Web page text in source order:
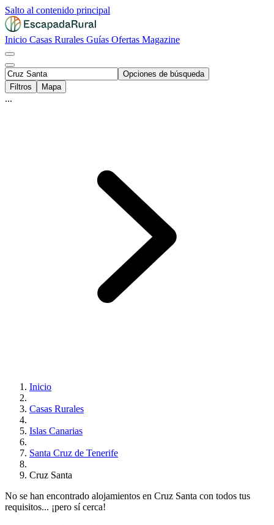
Salto al contenido principal
Inicio Casas Rurales Guías Ofertas Magazine
Opciones de búsqueda
Filtros
Mapa
...
Inicio
Casas Rurales
Islas Canarias
Santa Cruz de Tenerife
Cruz Santa
No se han encontrado alojamientos en Cruz Santa con todos tus
requisitos... ¡pero sí cerca!